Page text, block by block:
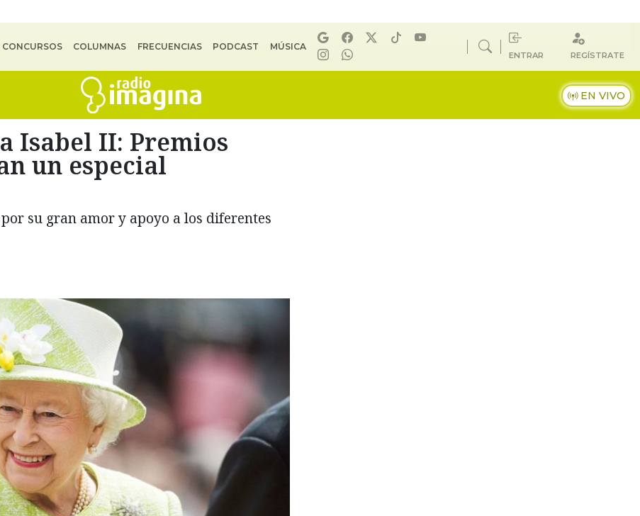
CONCURSOS COLUMNAS FRECUENCIAS PODCAST MÚSICA
ENTRAR REGÍSTRATE
EN VIVO
Isabel II: Premios
un especial
su gran amor y apoyo a los diferentes